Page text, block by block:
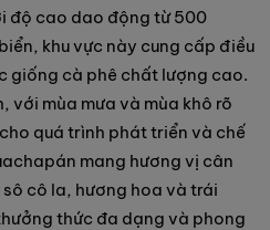
độ cao dao động từ 500
khu vực này cung cấp điều
giống cà phê chất lượng cao.
với mùa mưa và mùa khô rõ
quá trình phát triển và chế
mang hương vị cân
cô la, hương hoa và trái
thức đa dạng và phong